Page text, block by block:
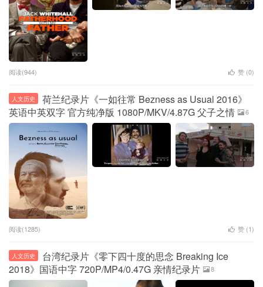
阅读(944) 赞 (0)
人文历史
荷兰纪录片《一如往常 Bezness as Usual 2016》
英语中英双字 官方纯净版 1080P/MKV/4.87G 父子之情
6
阅读(1285) 赞 (1)
人文历史
台湾纪录片《零下四十度的思念 Breaking Ice
2018》国语中字 720P/MP4/0.47G 亲情纪录片
8